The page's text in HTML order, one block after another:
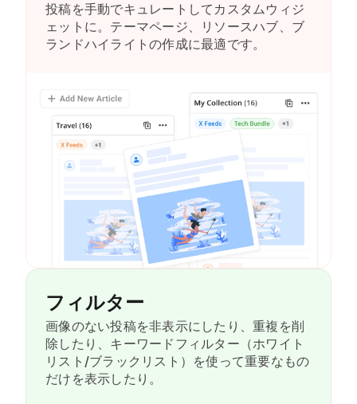
投稿を手動でキュレートしてカスタムウィジ
ェットに。テーマページ、リソースハブ、ブ
ランドハイライトの作成に最適です。
フィルター
画像のない投稿を非表示にしたり、重複を削
除したり、キーワードフィルター（ホワイト
リスト/ブラックリスト）を使って重要なもの
だけを表示したり。